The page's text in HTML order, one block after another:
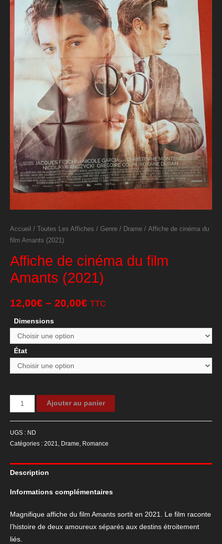
Accueil / Toutes Les Affiches / Genre / Drame / Affiche de cinéma du
film Amants (2021)
Affiche de cinéma du film
Amants (2021)
12,00€ – 20,00€ TTC
Dimensions
État
quantité
de
du
film
Amants
Ajouter au panier
UGS : ND
Catégories : 2021, Drame, Romance
Description
Informations complémentaires
Magnifique affiche du film Amants sortit en 2021. Le film raconte
l’histoire de deux amoureux séparés aux destins étroitement
liés.